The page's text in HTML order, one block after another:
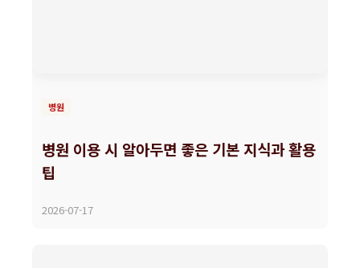
병원
병원 이용 시 알아두면 좋은 기본 지식과 활용
팁
2026-07-17